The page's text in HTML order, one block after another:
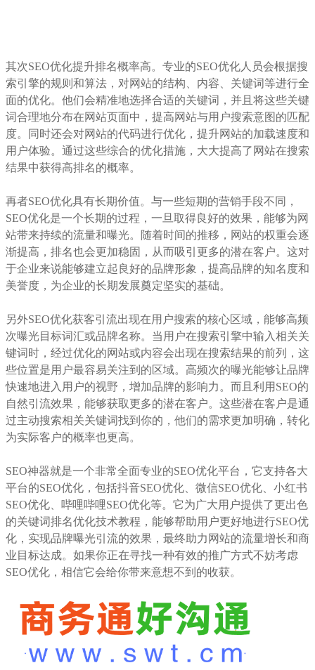
其次SEO优化提升排名概率高。专业的SEO优化人员会根据搜
索引擎的规则和算法，对网站的结构、内容、关键词等进行全
面的优化。他们会精准地选择合适的关键词，并且将这些关键
词合理地分布在网站页面中，提高网站与用户搜索意图的匹配
度。同时还会对网站的代码进行优化，提升网站的加载速度和
用户体验。通过这些综合的优化措施，大大提高了网站在搜索
结果中获得高排名的概率。
再者SEO优化具有长期价值。与一些短期的营销手段不同，
SEO优化是一个长期的过程，一旦取得良好的效果，能够为网
站带来持续的流量和曝光。随着时间的推移，网站的权重会逐
渐提高，排名也会更加稳固，从而吸引更多的潜在客户。这对
于企业来说能够建立起良好的品牌形象，提高品牌的知名度和
美誉度，为企业的长期发展奠定坚实的基础。
另外SEO优化获客引流出现在用户搜索的核心区域，能够高频
次曝光目标词汇或品牌名称。当用户在搜索引擎中输入相关关
键词时，经过优化的网站或内容会出现在搜索结果的前列，这
些位置是用户最容易关注到的区域。高频次的曝光能够让品牌
快速地进入用户的视野，增加品牌的影响力。而且利用SEO的
自然引流效果，能够获取更多的潜在客户。这些潜在客户是通
过主动搜索相关关键词找到你的，他们的需求更加明确，转化
为实际客户的概率也更高。
SEO神器就是一个非常全面专业的SEO优化平台，它支持各大
平台的SEO优化，包括抖音SEO优化、微信SEO优化、小红书
SEO优化、哔哩哔哩SEO优化等。它为广大用户提供了更出色
的关键词排名优化技术教程，能够帮助用户更好地进行SEO优
化，实现品牌曝光引流的效果，最终助力网站的流量增长和商
业目标达成。如果你正在寻找一种有效的推广方式不妨考虑
SEO优化，相信它会给你带来意想不到的收获。